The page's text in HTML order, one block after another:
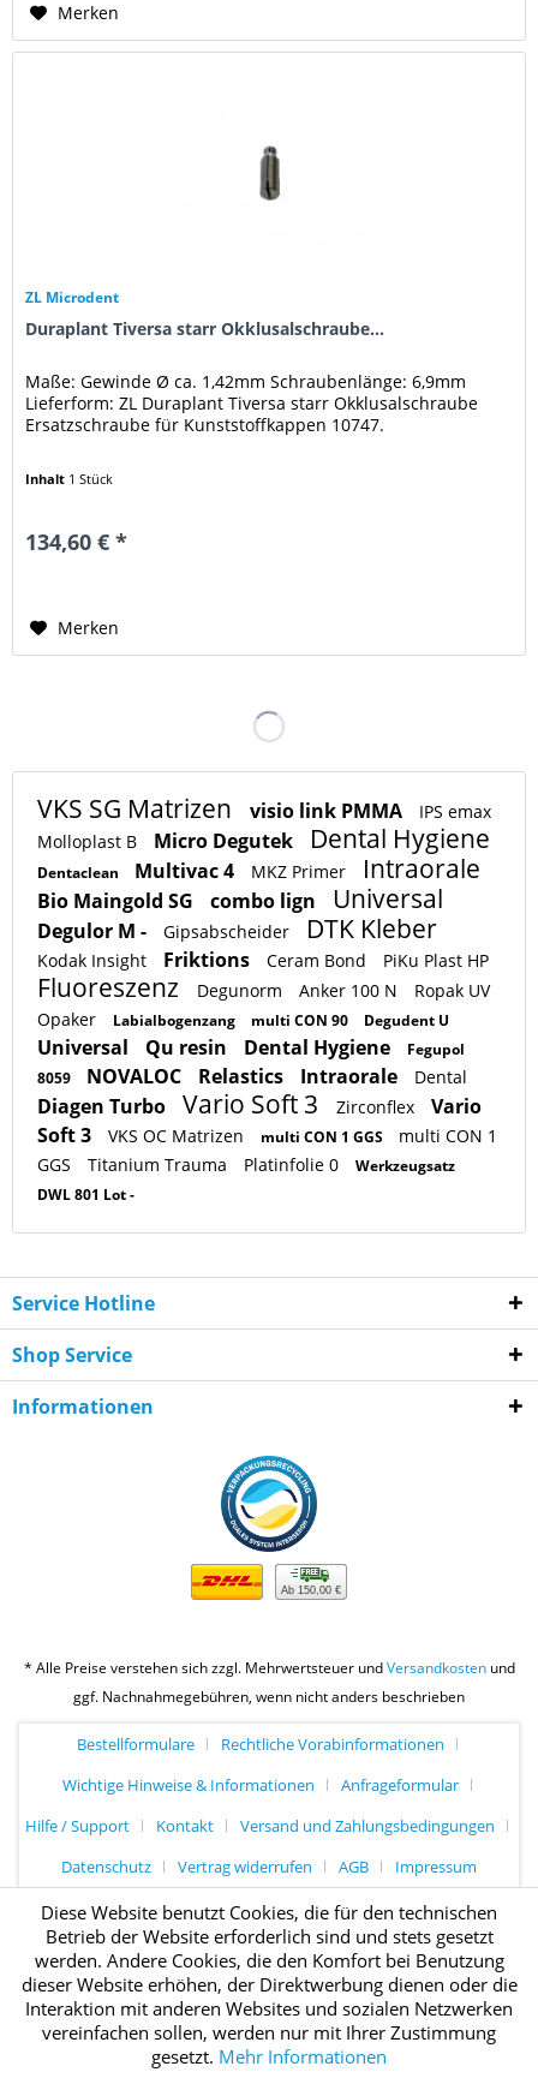
Merken
ZL Microdent
Duraplant Tiversa starr Okklusalschraube...
Maße: Gewinde Ø ca. 1,42mm Schraubenlänge: 6,9mm
Lieferform: ZL Duraplant Tiversa starr Okklusalschraube
Ersatzschraube für Kunststoffkappen 10747.
Inhalt 1 Stück
134,60 € *
Merken
VKS SG Matrizen visio link PMMA
IPS emax
Molloplast B
Micro Degutek Dental Hygiene
Dentaclean Multivac 4 MKZ Primer Intraorale
Bio Maingold SG combo lign Universal
Degulor M - Gipsabscheider DTK Kleber
Kodak Insight Friktions Ceram Bond PiKu Plast HP
Fluoreszenz Degunorm Anker 100 N
Ropak UV
Opaker
Labialbogenzang multi CON 90 Degudent U
Universal Qu resin Dental Hygiene
Fegupol
8059
NOVALOC Relastics Intraorale Dental
Diagen Turbo Vario Soft 3 Zirconflex
Vario
Soft 3
VKS OC Matrizen multi CON 1 GGS
multi CON 1
GGS
Titanium Trauma Platinfolie 0
Werkzeugsatz
DWL 801 Lot -
Service Hotline
Shop Service
Informationen
Ab 150,00 €
* Alle Preise verstehen sich zzgl. Mehrwertsteuer undVersandkostenund
ggf. Nachnahmegebühren, wenn nicht anders beschrieben
Bestellformulare
Rechtliche Vorabinformationen
Wichtige Hinweise & Informationen
Anfrageformular
Hilfe / Support
Kontakt
Versand und Zahlungsbedingungen
Datenschutz
Vertrag widerrufen AGB Impressum
Diese Website benutzt Cookies, die für den technischen
Betrieb der Website erforderlich sind und stets gesetzt
werden. Andere Cookies, die den Komfort bei Benutzung
dieser Website erhöhen, der Direktwerbung dienen oder die
Interaktion mit anderen Websites und sozialen Netzwerken
vereinfachen sollen, werden nur mit Ihrer Zustimmung
gesetzt. Mehr Informationen